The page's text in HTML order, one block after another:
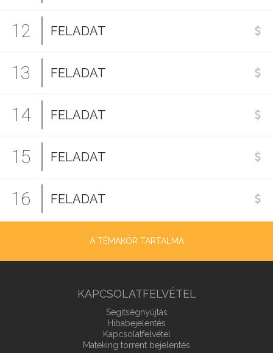
12 FELADAT
13 FELADAT
14 FELADAT
15 FELADAT
16 FELADAT
A TÉMAKÖR TARTALMA
KAPCSOLATFELVÉTEL
Segítségnyújtás
Hibabejelentés
Kapcsolatfelvétel
Mateking torrent bejelentés